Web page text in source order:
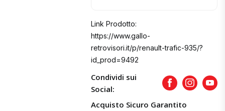
Link Prodotto:
https://www.gallo-
retrovisori.it/p/renault-trafic-935/?
id_prod=9492
Condividi sui
Social:
FacebookInstagram
Acquisto Sicuro Garantito